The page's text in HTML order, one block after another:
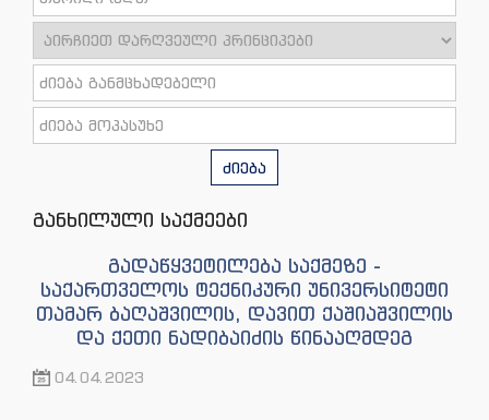
ძიება
განხილული საქმეები
გადაწყვეტილება საქმეზე -
საქართველოს ტექნიკური უნივერსიტეტი
თამარ ბაღაშვილის, დავით ქაშიაშვილის
და ქეთი ნადიბაიძის წინააღმდეგ
04.04.2023